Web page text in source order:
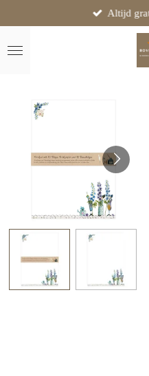
direct
naar
de
Altijd